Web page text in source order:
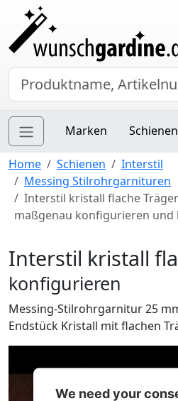
Marken Schienen
Home Schienen
Interstil
Messing Stilrohrgarnituren
Interstil kristall flache
maßgenau konfigurieren und
Interstil kristall
konfigurieren
Messing-Stilrohrgarnitur 25
Endstück Kristall mit flachen
We need your